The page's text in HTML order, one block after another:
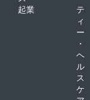
起業
テ
ィ
ー
・
ヘ
ル
ス
ケ